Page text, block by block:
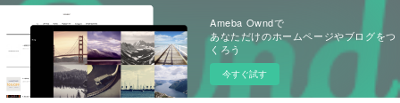
Ameba Owndで
あなただけのホームページやブログをつ
くろう
今すぐ試す